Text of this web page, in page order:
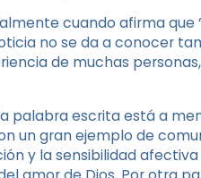
cuando afirma
no se da a conocer
de muchas
palabra escrita está a
un gran ejemplo de
y la sensibilidad afectiva